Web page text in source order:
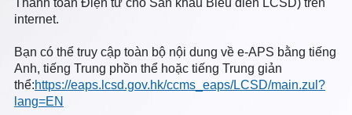
Thanh toán Điện tử cho Sân khấu Biểu diễn LCSD) trên
internet.
Bạn có thể truy cập toàn bộ nội dung về e-APS bằng tiếng
Anh, tiếng Trung phồn thể hoặc tiếng Trung giản
thể:https://eaps.lcsd.gov.hk/ccms_eaps/LCSD/main.zul?
lang=EN